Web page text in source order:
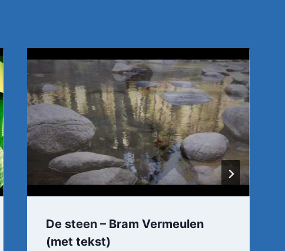
De steen – Bram Vermeulen
(met tekst)